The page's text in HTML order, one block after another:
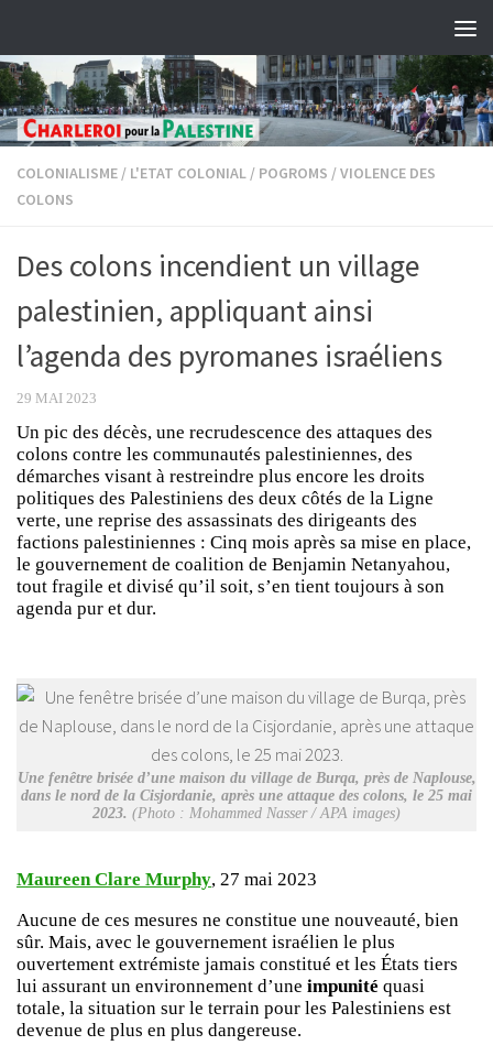
COLONIALISME / L'ETAT COLONIAL / POGROMS /VIOLENCE DES
COLONS
Des colons incendient un village
palestinien, appliquant ainsi
l’agenda des pyromanes israéliens
29 MAI 2023
Un pic des décès, une recrudescence des attaques des
colons contre les communautés palestiniennes, des
démarches visant à restreindre plus encore les droits
politiques des Palestiniens des deux côtés de la Ligne
verte, une reprise des assassinats des dirigeants des
factions palestiniennes : Cinq mois après sa mise en place,
le gouvernement de coalition de Benjamin Netanyahou,
tout fragile et divisé qu’il soit, s’en tient toujours à son
agenda pur et dur.
Une fenêtre brisée d’une maison du village de Burqa, près de Naplouse,
dans le nord de la Cisjordanie, après une attaque des colons, le 25 mai
2023. (Photo : Mohammed Nasser / APA images)
Maureen Clare Murphy, 27 mai 2023
Aucune de ces mesures ne constitue une nouveauté, bien
sûr. Mais, avec le gouvernement israélien le plus
ouvertement extrémiste jamais constitué et les États tiers
lui assurant un environnement d’une impunité quasi
totale, la situation sur le terrain pour les Palestiniens est
devenue de plus en plus dangereuse.